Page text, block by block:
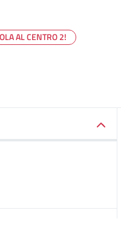
AL CENTRO 2!